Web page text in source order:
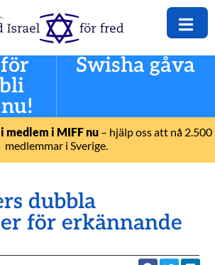
Swisha gåva
i MIFF nu– hjälp oss att nå 2.500
medlemmar i Sverige.
dubbla
för erkännande